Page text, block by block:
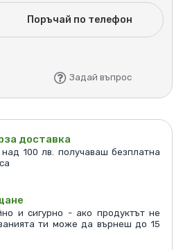
Поръчай по телефон
Задай въпрос
доставка
100 лв. получаваш безплатна
и сигурно - ако продуктът не
ти може да върнеш до 15